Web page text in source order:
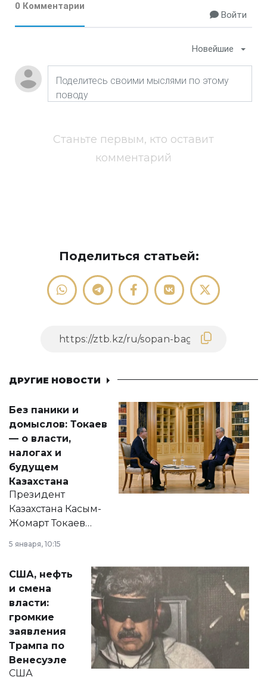
0 Комментарии
Войти
Новейшие
Станьте первым, кто оставит
комментарий
Поделиться статьей:
ДРУГИЕ НОВОСТИ
Без паники и
домыслов: Токаев
— о власти,
налогах и
будущем
Казахстана
Президент
Казахстана Касым-
Жомарт Токаев
сразу несколько
актуальных тем —
от слухов о
политических
реформах до
вопросов армии,
экономики и
личного здоровья.
5 января, 10:15
США, нефть
и смена
власти:
громкие
заявления
Трампа по
Венесуэле
США